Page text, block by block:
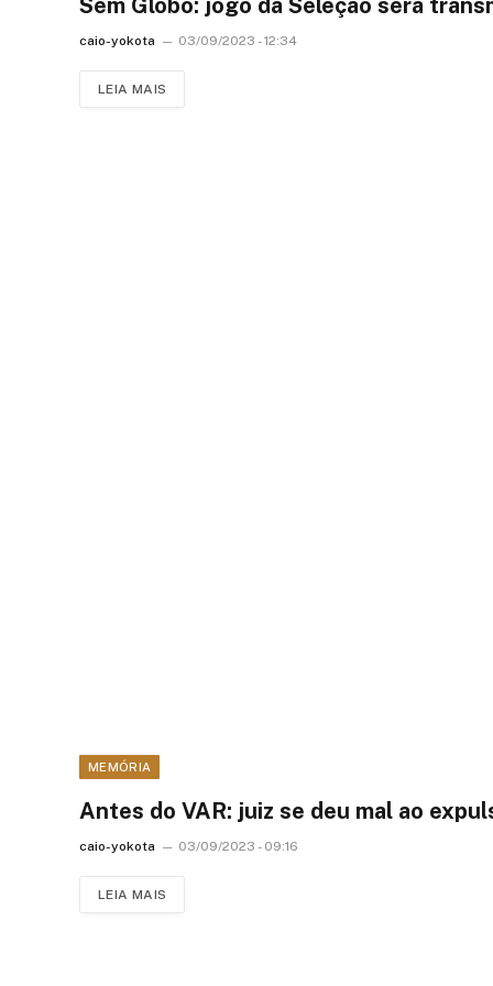
Sem Globo: jogo da Seleção será
caio-yokota 03/09/2023 - 12:34
LEIA MAIS
MEMÓRIA
Antes do VAR: juiz se deu mal ao
caio-yokota 03/09/2023 - 09:16
LEIA MAIS